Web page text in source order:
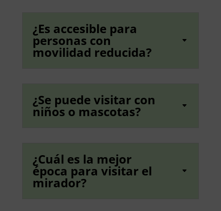
¿Es accesible para
personas con
movilidad reducida?
¿Se puede visitar con
niños o mascotas?
¿Cuál es la mejor
época para visitar el
mirador?